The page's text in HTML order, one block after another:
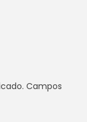
Campos